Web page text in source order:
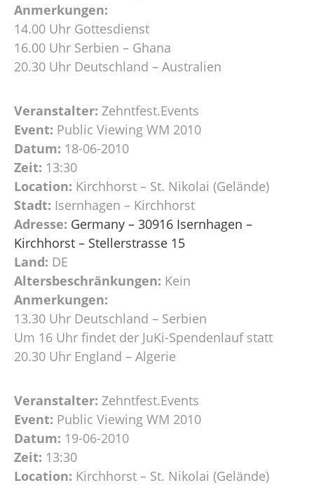
Anmerkungen:
14.00 Uhr Gottesdienst
16.00 Uhr Serbien – Ghana
20.30 Uhr Deutschland – Australien
Veranstalter: Zehntfest.Events
Event: Public Viewing WM 2010
Datum: 18-06-2010
Zeit: 13:30
Location: Kirchhorst – St. Nikolai (Gelände)
Stadt: Isernhagen – Kirchhorst
Adresse: Germany – 30916 Isernhagen –
Kirchhorst – Stellerstrasse 15
Land: DE
Altersbeschränkungen: Kein
Anmerkungen:
13.30 Uhr Deutschland – Serbien
Um 16 Uhr findet der JuKi-Spendenlauf statt
20.30 Uhr England – Algerie
Veranstalter: Zehntfest.Events
Event: Public Viewing WM 2010
Datum: 19-06-2010
Zeit: 13:30
Location: Kirchhorst – St. Nikolai (Gelände)